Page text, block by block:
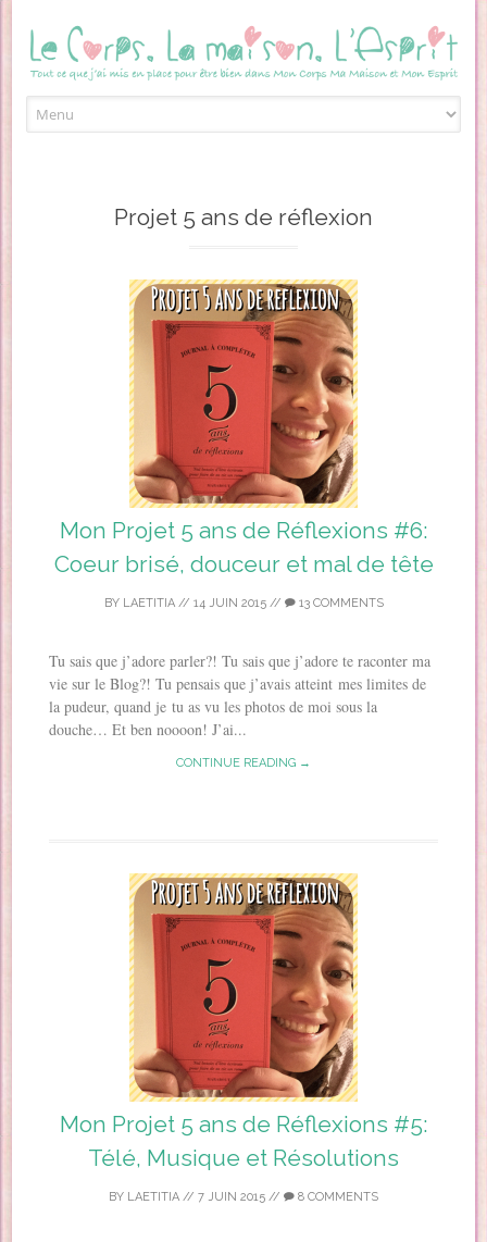
Projet 5 ans de réflexion
Mon Projet 5 ans de Réflexions #6:
Coeur brisé, douceur et mal de tête
BY LAETITIA// 14 JUIN 2015// 13 COMMENTS
Tu sais que j’adore parler?! Tu sais que j’adore te raconter ma
vie sur le Blog?! Tu pensais que j’avais atteint mes limites de
la pudeur, quand je tu as vu les photos de moi sous la
douche… Et ben noooon! J’ai...
CONTINUE READING →
Mon Projet 5 ans de Réflexions #5:
Télé, Musique et Résolutions
BY LAETITIA // 7 JUIN 2015 // 8 COMMENTS